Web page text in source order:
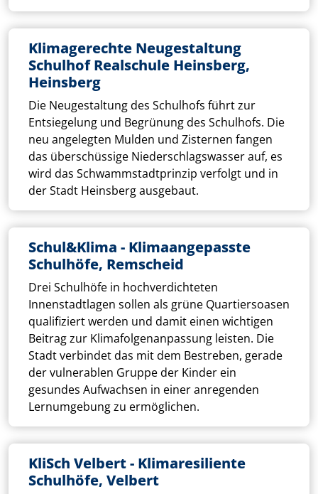
Klimagerechte Neugestaltung
Schulhof Realschule Heinsberg,
Heinsberg
Die Neugestaltung des Schulhofs führt zur
Entsiegelung und Begrünung des Schulhofs. Die
neu angelegten Mulden und Zisternen fangen
das überschüssige Niederschlagswasser auf, es
wird das Schwammstadtprinzip verfolgt und in
der Stadt Heinsberg ausgebaut.
Schul&Klima - Klimaangepasste
Schulhöfe, Remscheid
Drei Schulhöfe in hochverdichteten
Innenstadtlagen sollen als grüne Quartiersoasen
qualifiziert werden und damit einen wichtigen
Beitrag zur Klimafolgenanpassung leisten. Die
Stadt verbindet das mit dem Bestreben, gerade
der vulnerablen Gruppe der Kinder ein
gesundes Aufwachsen in einer anregenden
Lernumgebung zu ermöglichen.
KliSch Velbert - Klimaresiliente
Schulhöfe, Velbert